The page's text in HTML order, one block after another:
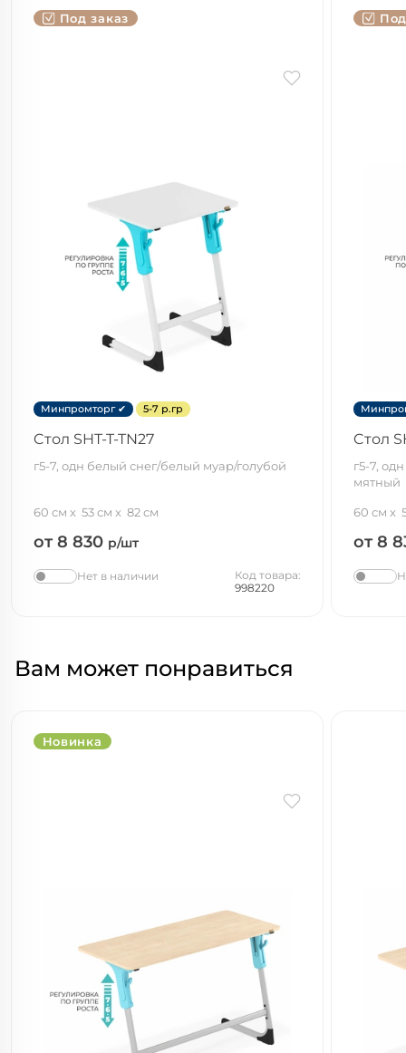
Под заказ
Минпромторг ✔ 5-7 р.гр
Cтол SHT-T-TN27
г5-7, одн белый снег/белый муар/голубой
60 см 53 см 82 см
от 8 830 р/шт
Нет в наличии
Код товара:
998220
Cтол
г5-7,
мятный
60 см
от 8
Вам может понравиться
Новинка